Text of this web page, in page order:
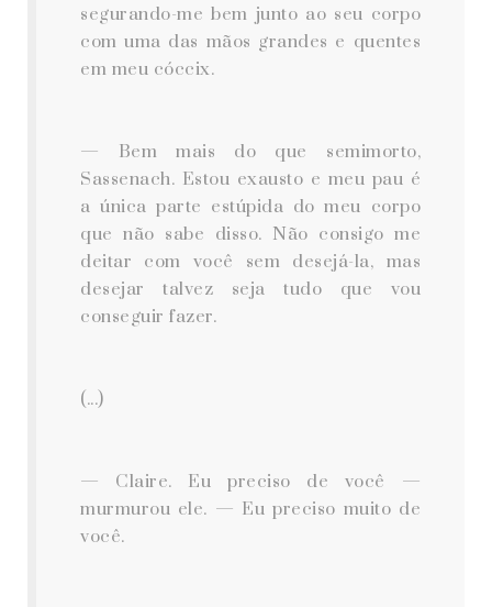
segurando-me bem junto ao seu corpo
com uma das mãos grandes e quentes
em meu cóccix.
— Bem mais do que semimorto,
Sassenach. Estou exausto e meu pau é
a única parte estúpida do meu corpo
que não sabe disso. Não consigo me
deitar com você sem desejá-la, mas
desejar talvez seja tudo que vou
conseguir fazer.
(...)
— Claire. Eu preciso de você —
murmurou ele. — Eu preciso muito de
você.